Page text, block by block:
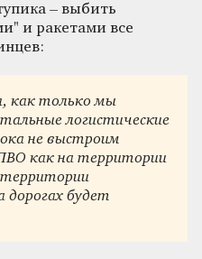
– выбить
и ракетами все
как только мы
логистические
не выстроим
как на территории
дорогах будет